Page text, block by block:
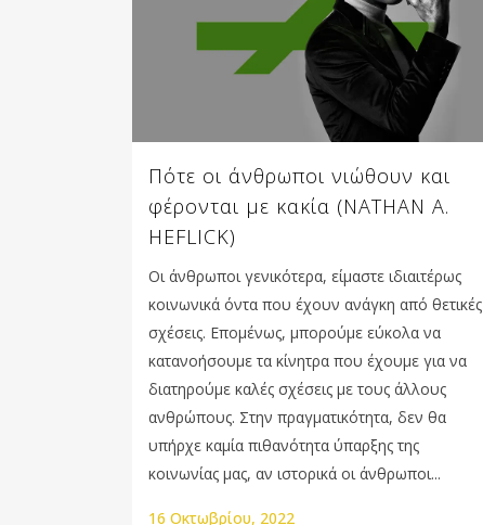
Πότε οι άνθρωποι νιώθουν και
φέρονται με κακία (NATHAN A.
HEFLICK)
Οι άνθρωποι γενικότερα, είμαστε ιδιαιτέρως
κοινωνικά όντα που έχουν ανάγκη από θετικές
σχέσεις. Επομένως, μπορούμε εύκολα να
κατανοήσουμε τα κίνητρα που έχουμε για να
διατηρούμε καλές σχέσεις με τους άλλους
ανθρώπους. Στην πραγματικότητα, δεν θα
υπήρχε καμία πιθανότητα ύπαρξης της
κοινωνίας μας, αν ιστορικά οι άνθρωποι...
16 Οκτωβρίου, 2022